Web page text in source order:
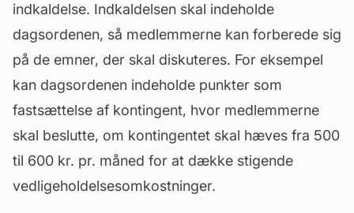
indkaldelse. Indkaldelsen skal indeholde
dagsordenen, så medlemmerne kan forberede sig
på de emner, der skal diskuteres. For eksempel
kan dagsordenen indeholde punkter som
fastsættelse af kontingent, hvor medlemmerne
skal beslutte, om kontingentet skal hæves fra 500
til 600 kr. pr. måned for at dække stigende
vedligeholdelsesomkostninger.